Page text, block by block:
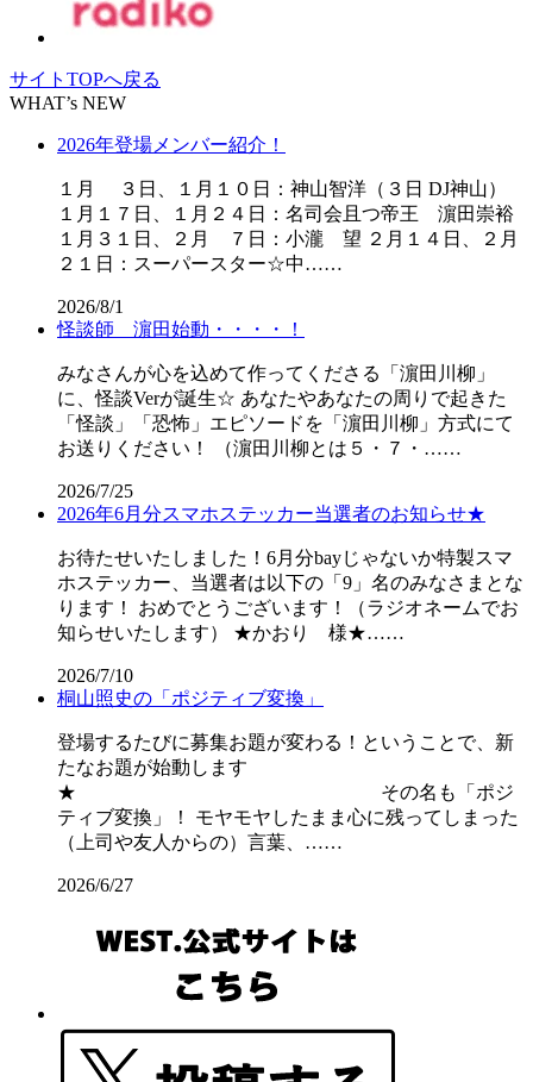
サイトTOPへ戻る
WHAT’s NEW
2026年登場メンバー紹介！
１月 ３日、１月１０日：神山智洋（３日 DJ神山）
１月１７日、１月２４日：名司会且つ帝王 濵田崇裕
１月３１日、２月 ７日：小瀧 望 ２月１４日、２月
２１日：スーパースター☆中……
2026/8/1
怪談師 濵田始動・・・・！
みなさんが心を込めて作ってくださる「濵田川柳」
に、怪談Verが誕生☆ あなたやあなたの周りで起きた
「怪談」「恐怖」エピソードを「濵田川柳」方式にて
お送りください！ （濵田川柳とは５・７・……
2026/7/25
2026年6月分スマホステッカー当選者のお知らせ★
お待たせいたしました！6月分bayじゃないか特製スマ
ホステッカー、当選者は以下の「9」名のみなさまとな
ります！ おめでとうございます！（ラジオネームでお
知らせいたします） ★かおり 様★……
2026/7/10
桐山照史の「ポジティブ変換」
登場するたびに募集お題が変わる！ということで、新
たなお題が始動します
★ その名も「ポジ
ティブ変換」！ モヤモヤしたまま心に残ってしまった
（上司や友人からの）言葉、……
2026/6/27